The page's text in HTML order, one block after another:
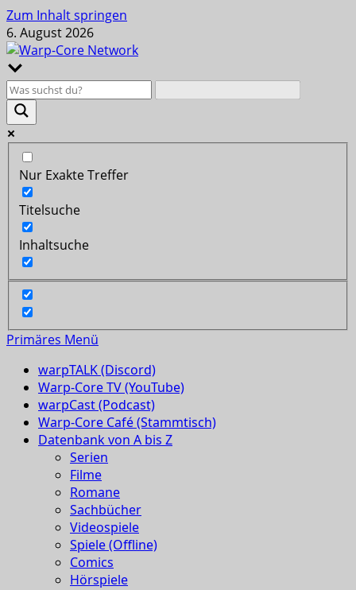
Zum Inhalt springen
6. August 2026
Nur Exakte Treffer
Titelsuche
Inhaltsuche
Primäres Menü
warpTALK (Discord)
Warp-Core TV (YouTube)
warpCast (Podcast)
Warp-Core Café (Stammtisch)
Datenbank von A bis Z
Serien
Filme
Romane
Sachbücher
Videospiele
Spiele (Offline)
Comics
Hörspiele